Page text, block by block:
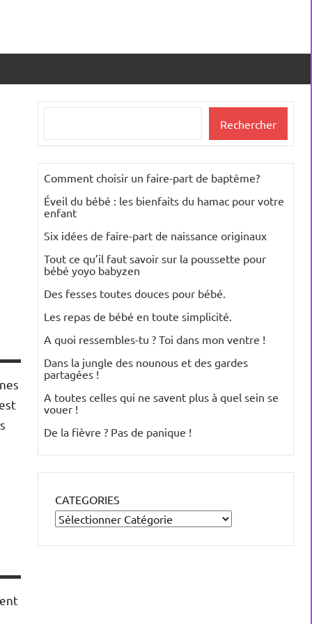
Rechercher
Comment choisir un faire-part de baptême?
Éveil du bébé : les bienfaits du hamac pour votre
enfant
Six idées de faire-part de naissance originaux
Tout ce qu’il faut savoir sur la poussette pour
bébé yoyo babyzen
Des fesses toutes douces pour bébé.
Les repas de bébé en toute simplicité.
A quoi ressembles-tu ? Toi dans mon ventre !
Dans la jungle des nounous et des gardes
partagées !
A toutes celles qui ne savent plus à quel sein se
vouer !
De la fièvre ? Pas de panique !
CATEGORIES